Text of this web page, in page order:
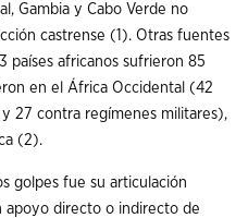
Gambia y Cabo Verde no
castrense (1). Otras fuentes
países africanos sufrieron 85
en el África Occidental (42
27 contra regímenes militares),
(2).
golpes fue su articulación
apoyo directo o indirecto de